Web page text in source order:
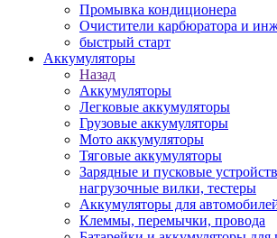
Промывка кондиционера
Очистители карбюратора и
быстрый старт
Аккумуляторы
Назад
Аккумуляторы
Легковые аккумуляторы
Грузовые аккумуляторы
Мото аккумуляторы
Тяговые аккумуляторы
Зарядные и пусковые
нагрузочные вилки, тестеры
Аккумуляторы для
Клеммы, перемычки, провода